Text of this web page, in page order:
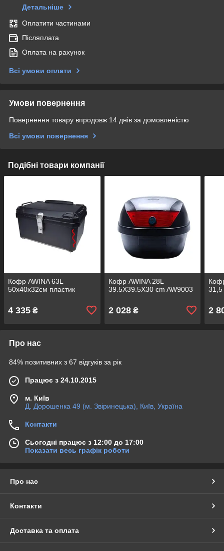
Детальніше
Оплатити частинами
Післяплата
Оплата на рахунок
Всі умови оплати
Умови повернення
Повернення товару впродовж 14 днів за домовленістю
Всі умови повернення
Подібні товари компанії
Кофр AWINA 63L
50x40x32см пластик
4 335 ₴
Кофр AWINA 28L
39.5X39.5X30 cm AW9003
2 028₴
31,5
2
Про нас
84% позитивних з 67 відгуків за рік
Працює з 24.10.2015
м. Київ
Д. Дорошенка 49 (м. Звіринецька), Київ, Україна
Контакти
Сьогодні працює з 12:00 до 17:00
Показати весь графік роботи
Про нас
Контакти
Доставка та оплата